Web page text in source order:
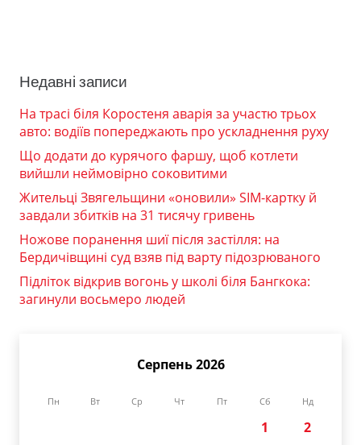
Недавні записи
На трасі біля Коростеня аварія за участю трьох
авто: водіїв попереджають про ускладнення руху
Що додати до курячого фаршу, щоб котлети
вийшли неймовірно соковитими
Жительці Звягельщини «оновили» SIM-картку й
завдали збитків на 31 тисячу гривень
Ножове поранення шиї після застілля: на
Бердичівщині суд взяв під варту підозрюваного
Підліток відкрив вогонь у школі біля Бангкока:
загинули восьмеро людей
Серпень 2026
Пн Вт Ср Чт Пт Сб Нд
1
2